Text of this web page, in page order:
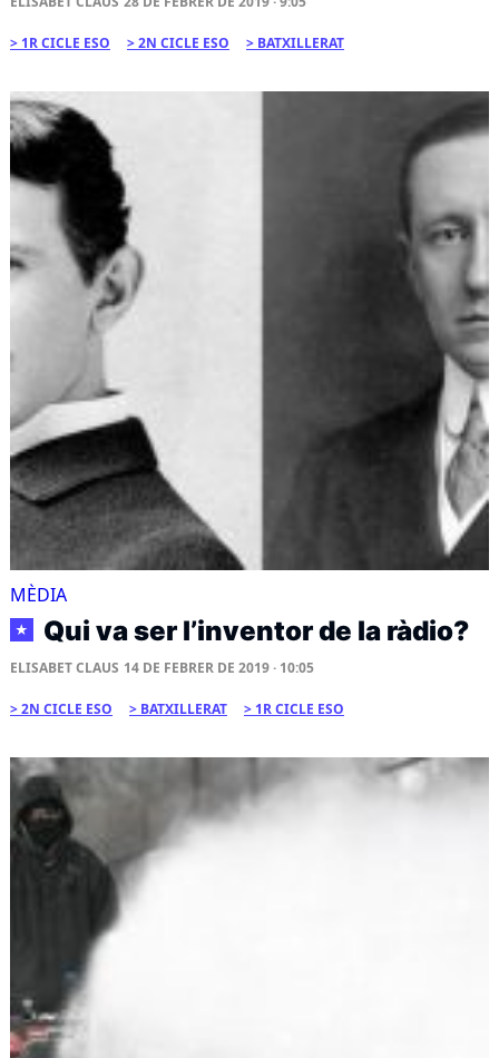
1R CICLE ESO 2N CICLE ESO BATXILLERAT
MÈDIA
★ Qui va ser l’inventor de la ràdio?
ELISABET CLAUS 14 DE FEBRER DE 2019 · 10:05
2N CICLE ESO BATXILLERAT 1R CICLE ESO